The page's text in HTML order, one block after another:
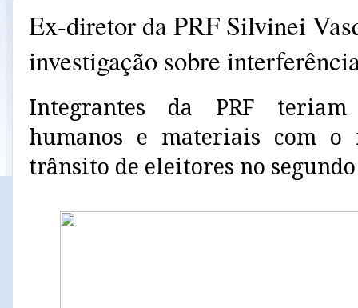
Ex-diretor da PRF Silvinei
investigação sobre
Integrantes da PRF teriam
humanos e materiais com
trânsito de eleitores no